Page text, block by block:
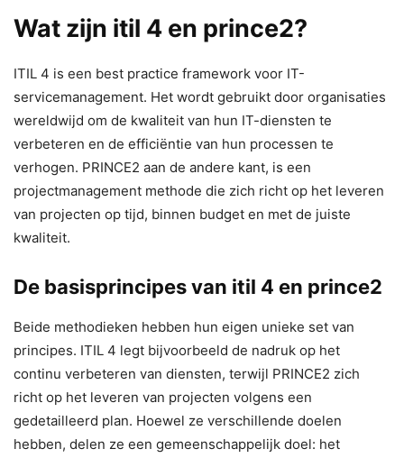
Wat zijn itil 4 en prince2?
ITIL 4 is een best practice framework voor IT-
servicemanagement. Het wordt gebruikt door organisaties
wereldwijd om de kwaliteit van hun IT-diensten te
verbeteren en de efficiëntie van hun processen te
verhogen. PRINCE2 aan de andere kant, is een
projectmanagement methode die zich richt op het leveren
van projecten op tijd, binnen budget en met de juiste
kwaliteit.
De basisprincipes van itil 4 en prince2
Beide methodieken hebben hun eigen unieke set van
principes. ITIL 4 legt bijvoorbeeld de nadruk op het
continu verbeteren van diensten, terwijl PRINCE2 zich
richt op het leveren van projecten volgens een
gedetailleerd plan. Hoewel ze verschillende doelen
hebben, delen ze een gemeenschappelijk doel: het